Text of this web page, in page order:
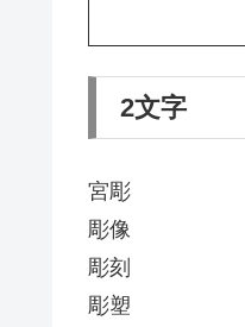
2文字
宮彫
彫像
彫刻
彫塑